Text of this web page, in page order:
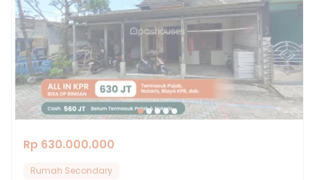
Rp 630.000.000
Rumah Secondary